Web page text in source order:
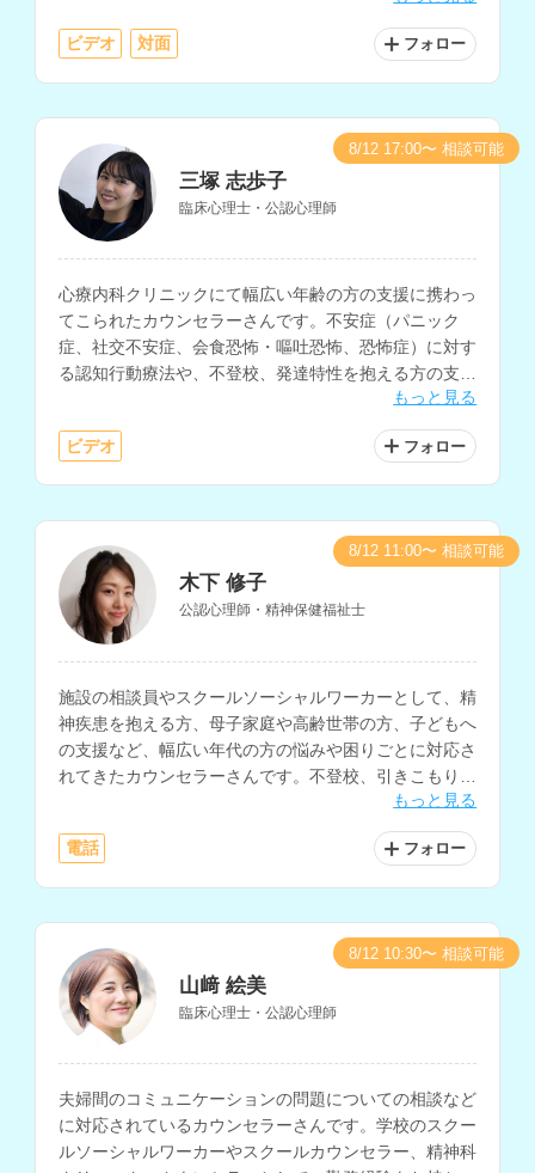
ビデオ 対面 フォロー
三塚 志歩子
臨床心理士・公認心理師
心療内科クリニックにて幅広い年齢の方の支援に携わっ
てこられたカウンセラーさんです。不安症（パニック
症、社交不安症、会食恐怖・嘔吐恐怖、恐怖症）に対す
る認知行動療法や、不登校、発達特性を抱える方の支
援、マインドフルネスに関する支援などに対応されてい
ます。
もっと見る
ビデオ フォロー
8/12 17:00〜 相談可能
木下 修子
公認心理師・精神保健福祉士
施設の相談員やスクールソーシャルワーカーとして、精
神疾患を抱える方、母子家庭や高齢世帯の方、子どもへ
の支援など、幅広い年代の方の悩みや困りごとに対応さ
れてきたカウンセラーさんです。不登校、引きこもり、
対人関係、親子問題、HSP、摂食障害など、様々な分野
もっと見る
電話 フォロー
8/12 11:00〜 相談可能
山﨑 絵美
臨床心理士・公認心理師
夫婦間のコミュニケーションの問題についての相談など
に対応されているカウンセラーさんです。学校のスクー
ルソーシャルワーカーやスクールカウンセラー、精神科
8/12 10:30〜 相談可能